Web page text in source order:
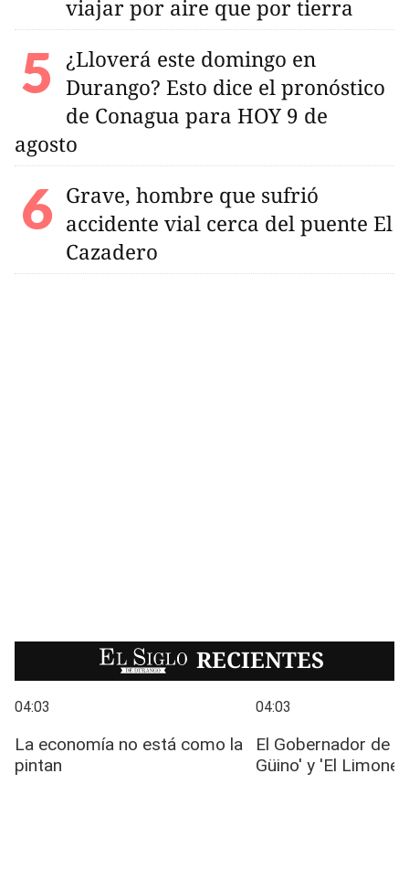
viajar por aire que por tierra
¿Lloverá este domingo en
Durango? Esto dice el pronóstico
de Conagua para HOY 9 de
agosto
Grave, hombre que sufrió
accidente vial cerca del puente El
Cazadero
EL SIGLO RECIENTES